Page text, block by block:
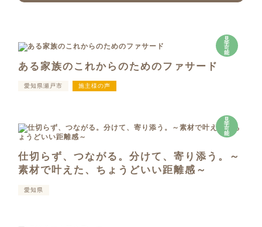
見
学
可
能
ある家族のこれからのためのファサード
愛知県瀬戸市 施主様の声
見
学
可
能
仕切らず、つながる。分けて、寄り添う。～
素材で叶えた、ちょうどいい距離感～
愛知県